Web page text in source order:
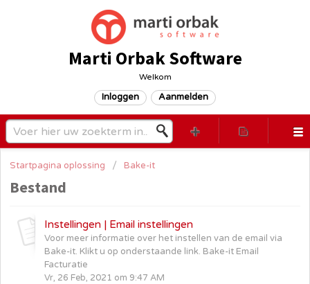
Marti Orbak Software
Welkom
Inloggen Aanmelden
Startpagina oplossing Bake-it
Bestand
Instellingen | Email instellingen
Voor meer informatie over het instellen van de email via
Bake-it. Klikt u op onderstaande link. Bake-it Email
Facturatie
Vr, 26 Feb, 2021 om 9:47 AM